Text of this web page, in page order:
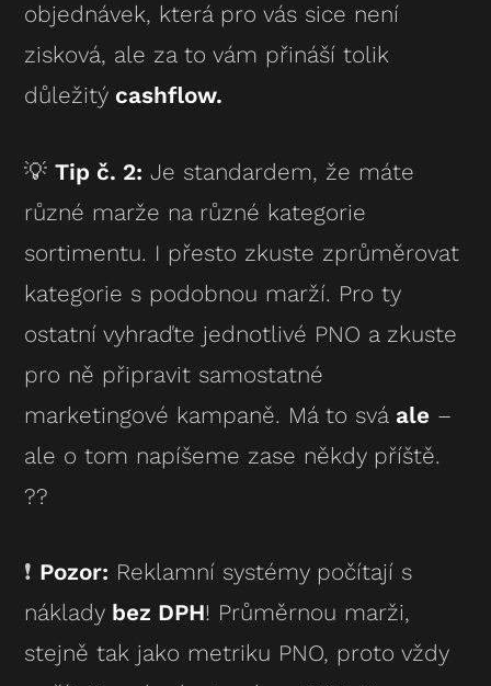
objednávek, která pro vás sice není
zisková, ale za to vám přináší tolik
důležitý cashflow.
💡Tip č. 2: Je standardem, že máte
různé marže na různé kategorie
sortimentu. I přesto zkuste zprůměrovat
kategorie s podobnou marží. Pro ty
ostatní vyhraďte jednotlivé PNO a zkuste
pro ně připravit samostatné
marketingové kampaně. Má to svá ale –
ale o tom napíšeme zase někdy příště.
??
❗ Pozor: Reklamní systémy počítají s
náklady bez DPH! Průměrnou marži,
stejně tak jako metriku PNO, proto vždy